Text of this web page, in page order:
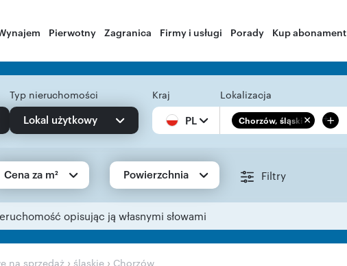
Pierwotny Zagranica Firmy i usługi Porady Kup abonament
Typ nieruchomości
Lokal użytkowy
Kraj
PL
Lokalizacja
Chorzów, śląskie +
Cena za m² Powierzchnia Filtry
opisując ją własnymi słowami
na sprzedaż › śląskie › Chorzów